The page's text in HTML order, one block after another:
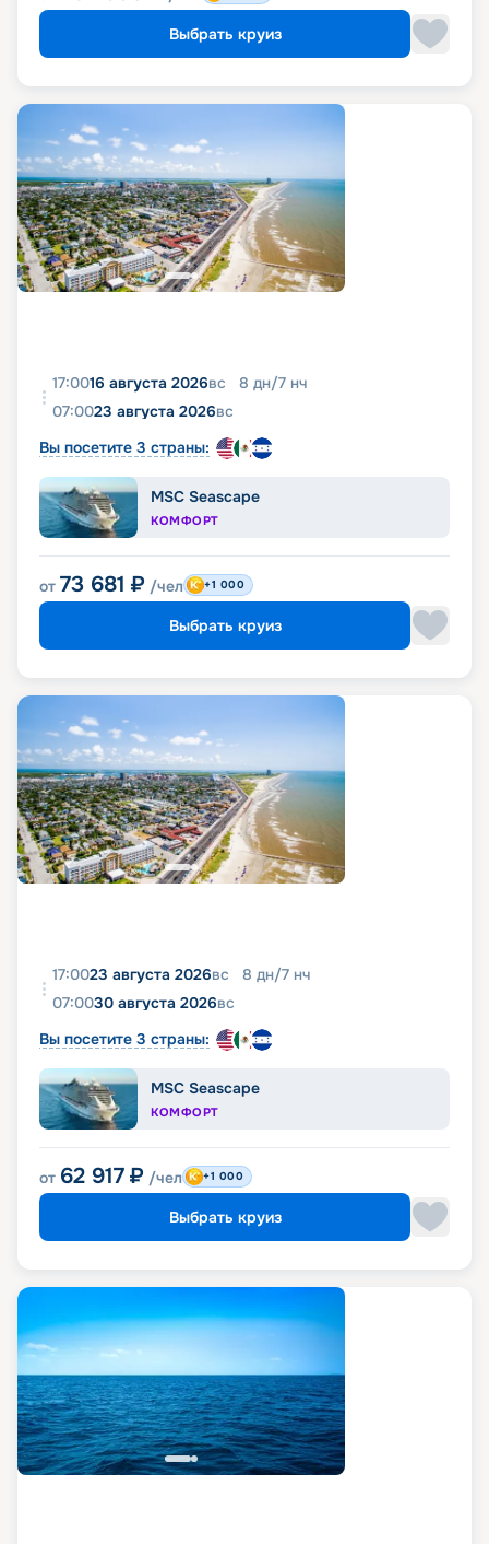
Выбрать круиз
17:0016 августа 2026вс 8 дн/7 нч
07:0023 августа 2026вс
Вы посетите 3 страны:
MSC Seascape
КОМФОРТ
от 73 681 ₽ /чел +1 000
Выбрать круиз
17:0023 августа 2026вс 8 дн/7 нч
07:0030 августа 2026вс
Вы посетите 3 страны:
MSC Seascape
КОМФОРТ
от 62 917 ₽ /чел +1 000
Выбрать круиз